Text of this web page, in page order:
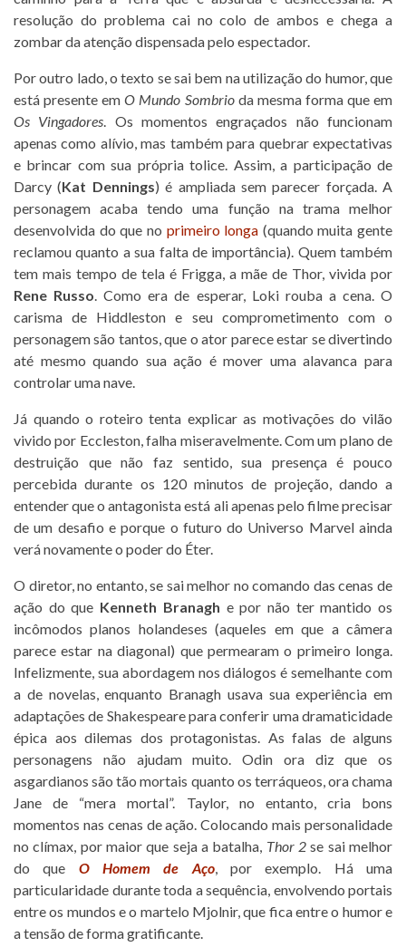
resolução do problema cai no colo de ambos e chega a
zombar da atenção dispensada pelo espectador.
Por outro lado, o texto se sai bem na utilização do humor, que
está presente emO Mundo Sombrioda mesma forma que em
Os Vingadores. Os momentos engraçados não funcionam
apenas como alívio, mas também para quebrar expectativas
e brincar com sua própria tolice. Assim, a participação de
Darcy (Kat Dennings) é ampliada sem parecer forçada. A
personagem acaba tendo uma função na trama melhor
desenvolvida do que no primeiro longa (quando muita gente
reclamou quanto a sua falta de importância). Quem também
tem mais tempo de tela é Frigga, a mãe de Thor, vivida por
Rene Russo. Como era de esperar, Loki rouba a cena. O
carisma de Hiddleston e seu comprometimento com o
personagem são tantos, que o ator parece estar se divertindo
até mesmo quando sua ação é mover uma alavanca para
controlar uma nave.
Já quando o roteiro tenta explicar as motivações do vilão
vivido por Eccleston, falha miseravelmente. Com um plano de
destruição que não faz sentido, sua presença é pouco
percebida durante os 120 minutos de projeção, dando a
entender que o antagonista está ali apenas pelo filme precisar
de um desafio e porque o futuro do Universo Marvel ainda
verá novamente o poder do Éter.
O diretor, no entanto, se sai melhor no comando das cenas de
ação do que Kenneth Branagh e por não ter mantido os
incômodos planos holandeses (aqueles em que a câmera
parece estar na diagonal) que permearam o primeiro longa.
Infelizmente, sua abordagem nos diálogos é semelhante com
a de novelas, enquanto Branagh usava sua experiência em
adaptações de Shakespeare para conferir uma dramaticidade
épica aos dilemas dos protagonistas. As falas de alguns
personagens não ajudam muito. Odin ora diz que os
asgardianos são tão mortais quanto os terráqueos, ora chama
Jane de “mera mortal”. Taylor, no entanto, cria bons
momentos nas cenas de ação. Colocando mais personalidade
no clímax, por maior que seja a batalha, Thor 2 se sai melhor
do que O Homem de Aço, por exemplo. Há uma
particularidade durante toda a sequência, envolvendo portais
entre os mundos e o martelo Mjolnir, que fica entre o humor e
a tensão de forma gratificante.